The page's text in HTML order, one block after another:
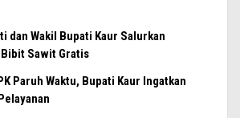
dan Wakil Bupati Kaur Salurkan
Sawit Gratis
Paruh Waktu, Bupati Kaur Ingatkan